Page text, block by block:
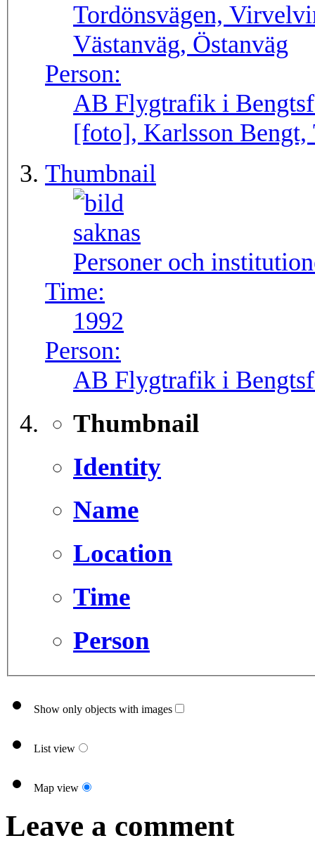
Tordönsvägen,
Västanväg, Östanväg
Person:
AB Flygtrafik i
[foto], Karlsson Bengt,
Thumbnail
Personer och
Time:
1992
Person:
AB Flygtrafik i
Thumbnail
Identity
Name
Location
Time
Person
Show only objects with images
List view
Map view
Leave a comment